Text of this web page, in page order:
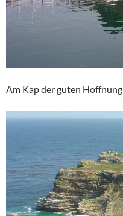
Am Kap der guten Hoffnung